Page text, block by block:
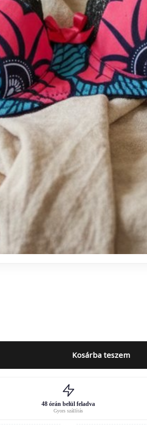
Kosárba teszem
48 órán belül feladva
Gyors szállítás